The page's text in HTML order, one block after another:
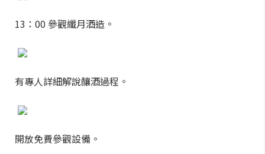
13：00 參觀纖月酒造。
有專人詳細解說釀酒過程。
開放免費參觀設備。